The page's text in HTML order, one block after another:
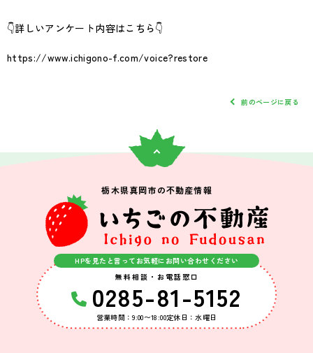
👇詳しいアンケート内容はこちら👇
https://www.ichigono-f.com/voice?restore
前のページに戻る
栃木県真岡市の不動産情報
HPを見たと言ってお気軽にお問い合わせください
無料相談・お電話窓口
0285-81-5152
営業時間：9:00〜18:00定休日：水曜日